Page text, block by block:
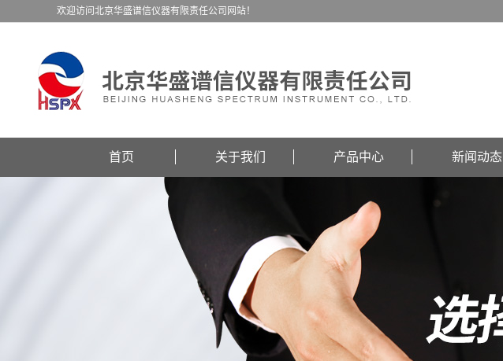
欢迎访问北京华盛谱信仪器有限责任公司网站！
首页 关于我们 产品中心 新闻动态